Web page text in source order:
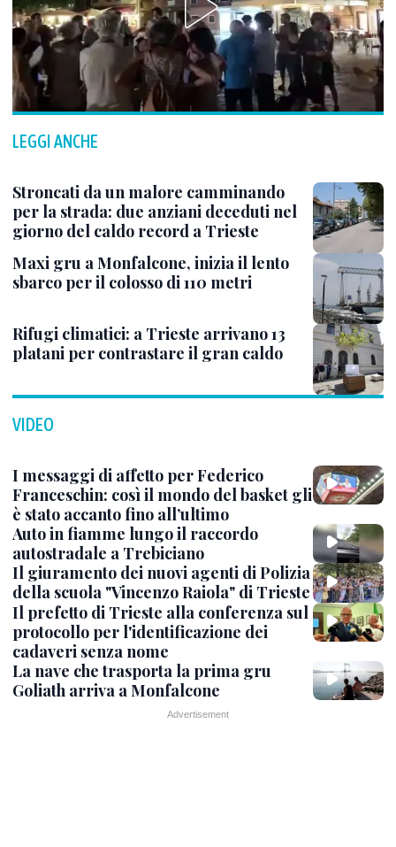
LEGGI ANCHE
Stroncati da un malore camminando
per la strada: due anziani deceduti nel
giorno del caldo record a Trieste
Maxi gru a Monfalcone, inizia il lento
sbarco per il colosso di 110 metri
Rifugi climatici: a Trieste arrivano 13
platani per contrastare il gran caldo
VIDEO
I messaggi di affetto per Federico
Franceschin: così il mondo del basket gli
è stato accanto fino all’ultimo
Auto in fiamme lungo il raccordo
autostradale a Trebiciano
Il giuramento dei nuovi agenti di Polizia
della scuola "Vincenzo Raiola" di Trieste
Il prefetto di Trieste alla conferenza sul
protocollo per l'identificazione dei
cadaveri senza nome
La nave che trasporta la prima gru
Goliath arriva a Monfalcone